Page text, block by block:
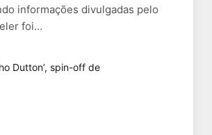
informações divulgadas pelo
foi…